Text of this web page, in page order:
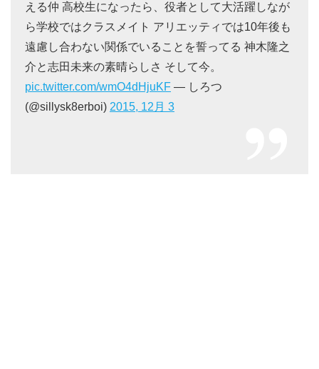
える仲 高校生になったら、役者として大活躍しなが
ら学校ではクラスメイト アリエッティでは10年後も
遠慮し合わない関係でいることを誓ってる 神木隆之
介と志田未来の素晴らしさ そして今。
pic.twitter.com/wmO4dHjuKF — しろつ
(@sillysk8erboi) 2015, 12月 3